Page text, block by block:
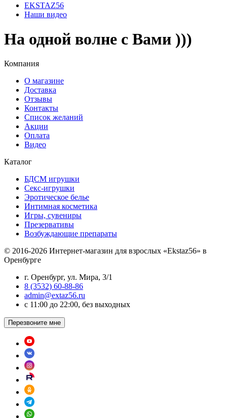
EKSTAZ56
Наши видео
На одной волне с Вами )))
Компания
О магазине
Доставка
Отзывы
Контакты
Список желаний
Акции
Оплата
Видео
Каталог
БДСМ игрушки
Секс-игрушки
Эротическое белье
Интимная косметика
Игры, сувениры
Презервативы
Возбуждающие препараты
© 2016-2026 Интернет-магазин для взрослых «Ekstaz56» в
Оренбурге
г. Оренбург, ул. Мира, 3/1
8 (3532) 60-88-86
admin@extaz56.ru
c 11:00 до 22:00, без выходных
Перезвоните мне